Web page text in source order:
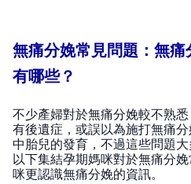
無痛分娩常見問題：無
有哪些？
不少產婦對於無痛分娩較不熟
有後遺症，或誤以為施打無痛
中胎兒的發育，不過這些問題大
以下集結孕期媽咪對於無痛分
咪更認識無痛分娩的資訊。